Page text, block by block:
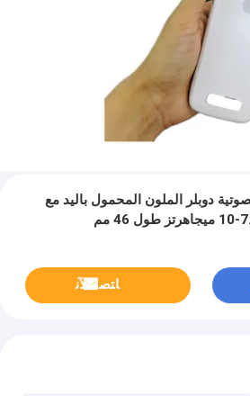
دوبلر الملون المحمول باليد مع
ﺎﺘﺼﻟ ﺍﻶﻧ